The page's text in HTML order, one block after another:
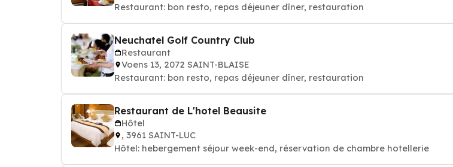
Restaurant: bon resto, repas déjeuner dîner, restauration
Neuchatel Golf Country Club
Restaurant
Voens 13, 2072 SAINT-BLAISE
Restaurant: bon resto, repas déjeuner dîner, restauration
Restaurant de L'hotel Beausite
Hôtel
, 3961 SAINT-LUC
Hôtel: hebergement séjour week-end, réservation de chambre hotellerie